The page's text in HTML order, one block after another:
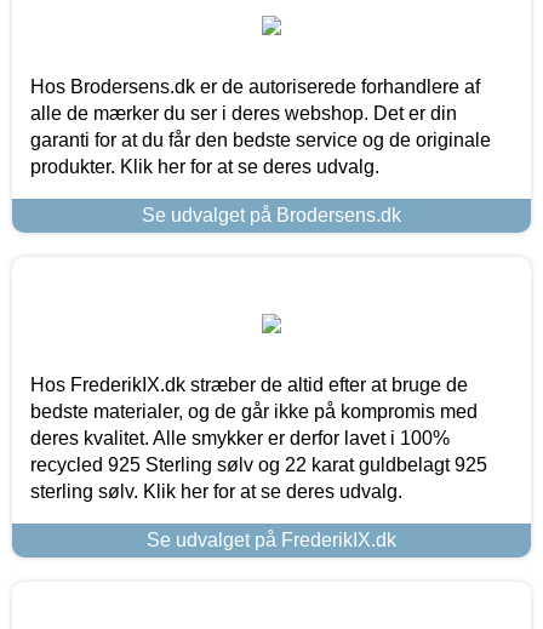
Hos Brodersens.dk er de autoriserede forhandlere af
alle de mærker du ser i deres webshop. Det er din
garanti for at du får den bedste service og de originale
produkter. Klik her for at se deres udvalg.
Se udvalget på Brodersens.dk
Hos FrederikIX.dk stræber de altid efter at bruge de
bedste materialer, og de går ikke på kompromis med
deres kvalitet. Alle smykker er derfor lavet i 100%
recycled 925 Sterling sølv og 22 karat guldbelagt 925
sterling sølv. Klik her for at se deres udvalg.
Se udvalget på FrederikIX.dk